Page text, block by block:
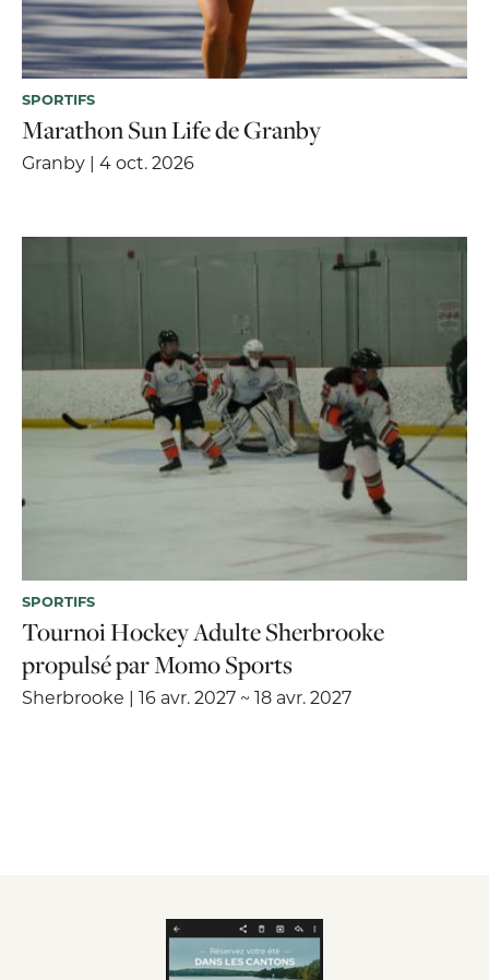
SPORTIFS
Marathon Sun Life de Granby
Granby | 4 oct. 2026
SPORTIFS
Tournoi Hockey Adulte Sherbrooke
propulsé par Momo Sports
Sherbrooke | 16 avr. 2027 ~ 18 avr. 2027